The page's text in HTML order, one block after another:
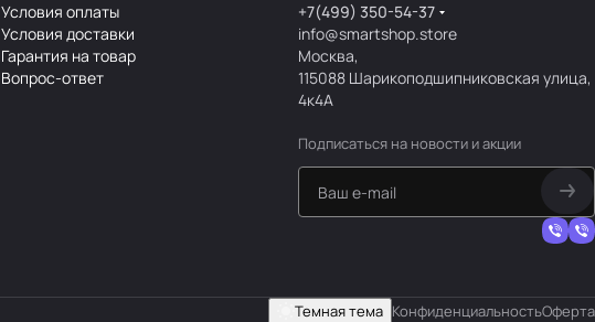
Условия оплаты
Условия доставки
Гарантия на товар
Вопрос-ответ
+7(499) 350-54-37
info@smartshop.store
Москва,
115088 Шарикоподшипниковская улица,
4к4А
Подписаться на новости и акции
Темная тема КонфиденциальностьОферта